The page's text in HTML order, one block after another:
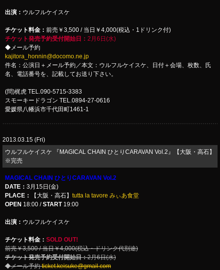
出演： ウルフルケイスケ
チケット料金： 前売￥3,500 / 当日￥4,000(税込・1ドリンク付)
チケット発売予約受付開始日： 2月6日(水)
◆メール予約
kajitora_honnin@docomo.ne.jp
件名：公演日＋メール予約／本文：ウルフルケイスケ、日付＋会場、枚数、氏
名、電話番号を、記載してお送り下さい。
(問)梶虎 TEL.090-5715-3383
スモーキードラゴン TEL.0894-27-0616
愛媛県八幡浜市千代田町1461-1
2013.03.15 (Fri)
ウルフルケイスケ 『MAGICAL CHAIN ひとりCARAVAN Vol.2』【大阪・高石】
※完売
MAGICAL CHAIN ひとりCARAVAN Vol.2
DATE： 3月15日(金)
PLACE：
【大阪・高石】 tutta la tavore みぃあ食堂
OPEN 18:00 /START19:00
出演： ウルフルケイスケ
チケット料金： SOLD OUT!
前売￥3,500 / 当日￥4,000(税込・ドリンク代別途)
チケット発売予約受付開始日：2月6日(水)
◆メール予約ticket.keisuke@gmail.com